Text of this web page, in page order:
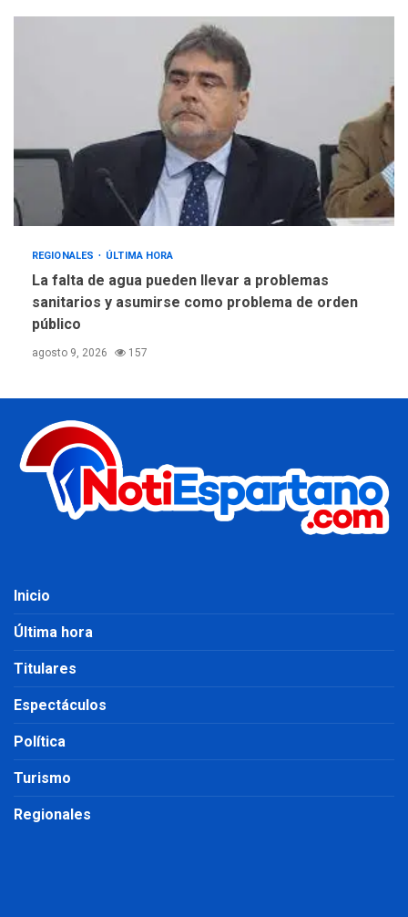
REGIONALES ÚLTIMA HORA
La falta de agua pueden llevar a problemas
sanitarios y asumirse como problema de orden
público
agosto 9, 2026 157
Inicio
Última hora
Titulares
Espectáculos
Política
Turismo
Regionales